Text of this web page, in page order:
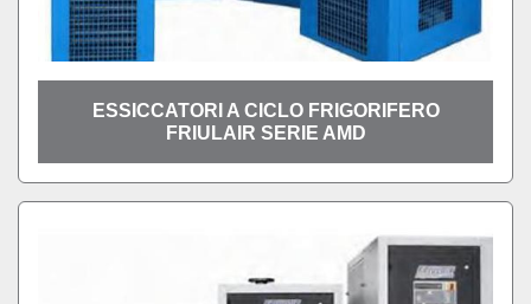
ESSICCATORI A CICLO FRIGORIFERO
FRIULAIR SERIE AMD